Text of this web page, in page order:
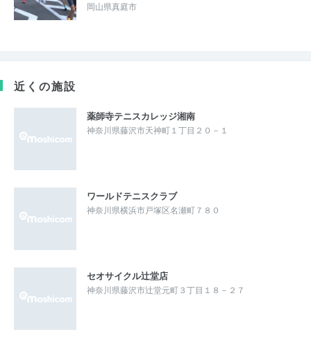
岡山県真庭市
近くの施設
薬師寺テニスカレッジ湘南
神奈川県藤沢市天神町１丁目２０－１
ワールドテニスクラブ
神奈川県横浜市戸塚区名瀬町７８０
セオサイクル辻堂店
神奈川県藤沢市辻堂元町３丁目１８－２７